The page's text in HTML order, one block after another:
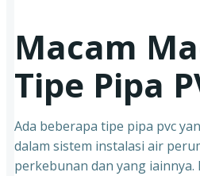
Macam
Tipe Pipa
Ada beberapa tipe pipa pvc
dalam sistem instalasi air
perkebunan dan yang